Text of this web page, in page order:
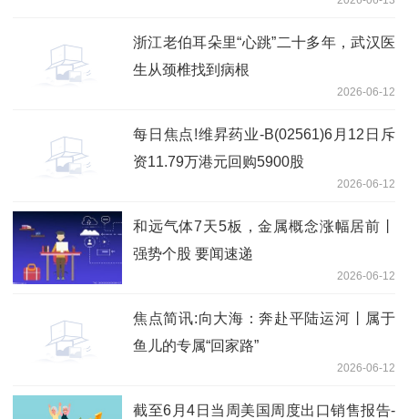
浙江老伯耳朵里“心跳”二十多年，武汉医
生从颈椎找到病根
2026-06-12
每日焦点!维昇药业-B(02561)6月12日斥
资11.79万港元回购5900股
2026-06-12
和远气体7天5板，金属概念涨幅居前丨
强势个股 要闻速递
2026-06-12
焦点简讯:向大海：奔赴平陆运河丨属于
鱼儿的专属“回家路”
2026-06-12
截至6月4日当周美国周度出口销售报告-